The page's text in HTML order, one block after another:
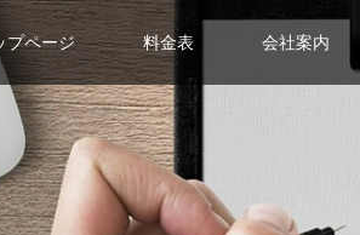
プページ 料金表 会社案内